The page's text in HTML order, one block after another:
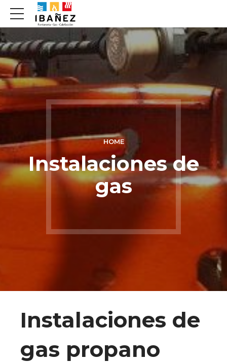
HOME
Instalaciones de
gas
Instalaciones de
gas propano